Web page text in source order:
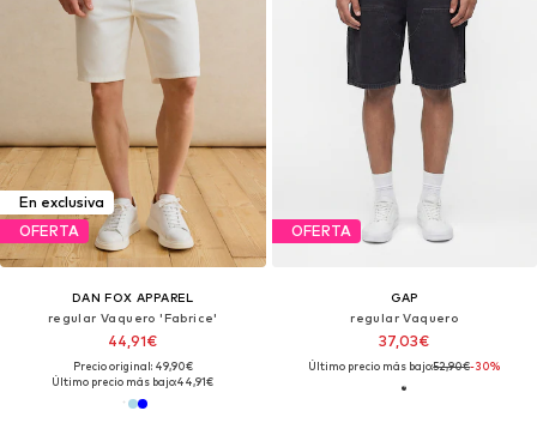
En exclusiva
OFERTA
DAN FOX APPAREL
regular Vaquero 'Fabrice'
44,91€
Precio original: 49,90€
Último precio más bajo:44,91€
OFERTA
GAP
regular Vaquero
37,03€
Último precio más bajo:52,90€-30%